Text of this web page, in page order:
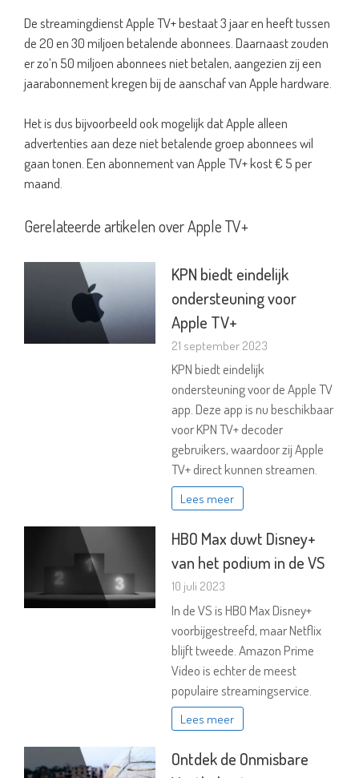
De streamingdienst Apple TV+ bestaat 3 jaar en heeft tussen
de 20 en 30 miljoen betalende abonnees. Daarnaast zouden
er zo’n 50 miljoen abonnees niet betalen, aangezien zij een
jaarabonnement kregen bij de aanschaf van Apple hardware.
Het is dus bijvoorbeeld ook mogelijk dat Apple alleen
advertenties aan deze niet betalende groep abonnees wil
gaan tonen. Een abonnement van Apple TV+ kost € 5 per
maand.
Gerelateerde artikelen over Apple TV+
KPN biedt eindelijk
ondersteuning voor
Apple TV+
21 september 2023
KPN biedt eindelijk
ondersteuning voor de Apple TV
app. Deze app is nu beschikbaar
voor KPN TV+ decoder
gebruikers, waardoor zij Apple
TV+ direct kunnen streamen.
Lees meer
HBO Max duwt Disney+
van het podium in de VS
10 juli 2023
In de VS is HBO Max Disney+
voorbijgestreefd, maar Netflix
blijft tweede. Amazon Prime
Video is echter de meest
populaire streamingservice.
Lees meer
Ontdek de Onmisbare